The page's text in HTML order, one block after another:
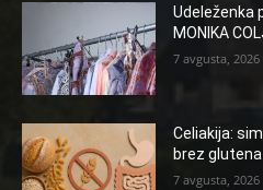
Udeleženka
MONIKA
7 avgusta, 2026
Celiakija:
brez glutena
7 avgusta, 2026